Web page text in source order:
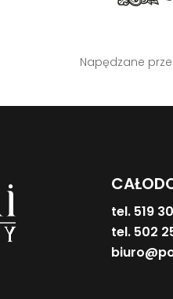
Napędzane
tel. 519
tel. 502